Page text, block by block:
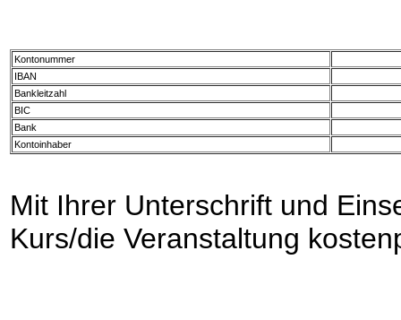
Kontonummer
IBAN
Bankleitzahl
BIC
Bank
Kontoinhaber
Mit Ihrer Unterschrift und
Kurs/die Veranstaltung